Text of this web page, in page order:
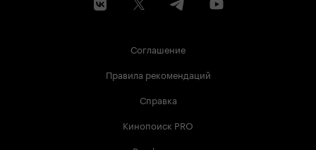
Соглашение
Правила рекомендаций
Справка
Кинопоиск PRO